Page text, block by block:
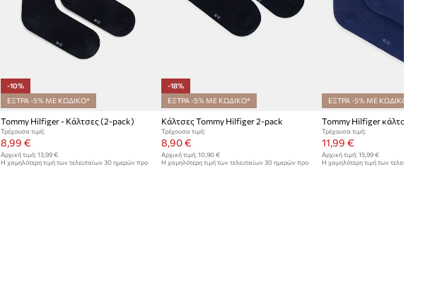
-10%
ΕΞΤΡΑ -5% ΜΕ ΚΩΔΙΚΟ*
Tommy Hilfiger - Κάλτσες (2-pack)
Τρέχουσα τιμή:
8,99 €
Αρχική τιμή: 13,99 €
Η χαμηλότερη τιμή των τελευταίων 30 ημερών προ
-18%
ΕΞΤΡΑ -5% ΜΕ ΚΩΔΙΚΟ*
Κάλτσες Tommy Hilfiger 2-pack
Τρέχουσα τιμή:
8,90 €
Αρχική τιμή:10,90 €
Η χαμηλότερη τιμή των τελευταίων 30 ημερών προ
ΕΞΤΡΑ -5% ΜΕ ΚΩΔΙΚΟ*
Τρέχουσα τιμή:
11,99 €
Αρχική τιμή: 15,99 €
Η χαμηλότερη τιμή των τελευταίων